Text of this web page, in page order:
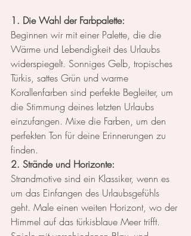
1. Die Wahl der Farbpalette:
Beginnen wir mit einer Palette, die die
Wärme und Lebendigkeit des Urlaubs
widerspiegelt. Sonniges Gelb, tropisches
Türkis, sattes Grün und warme
Korallenfarben sind perfekte Begleiter, um
die Stimmung deines letzten Urlaubs
einzufangen. Mixe die Farben, um den
perfekten Ton für deine Erinnerungen zu
finden.
2. Strände und Horizonte:
Strandmotive sind ein Klassiker, wenn es
um das Einfangen des Urlaubsgefühls
geht. Male einen weiten Horizont, wo der
Himmel auf das türkisblaue Meer trifft.